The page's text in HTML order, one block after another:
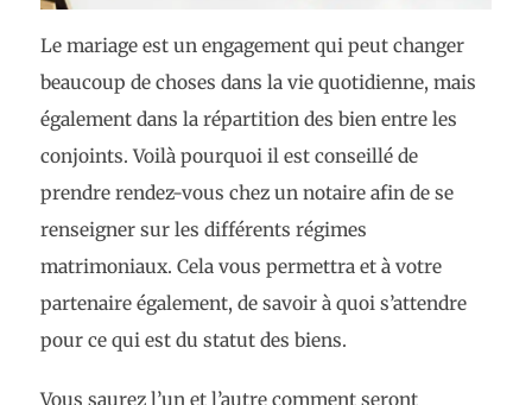
Le mariage est un engagement qui peut changer
beaucoup de choses dans la vie quotidienne, mais
également dans la répartition des bien entre les
conjoints. Voilà pourquoi il est conseillé de
prendre rendez-vous chez un notaire afin de se
renseigner sur les différents régimes
matrimoniaux. Cela vous permettra et à votre
partenaire également, de savoir à quoi s’attendre
pour ce qui est du statut des biens.
Vous saurez l’un et l’autre comment seront